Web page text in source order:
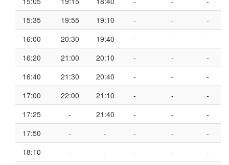
15:35
19:55 19:10 - -
-
16:00
20:30 19:40 - -
-
16:20
21:00 20:10 - -
-
16:40
21:30 20:40 - -
-
17:00
22:00 21:10 - -
-
17:25
- 21:40 - -
-
17:50
- - - -
-
18:10
- - - -
-